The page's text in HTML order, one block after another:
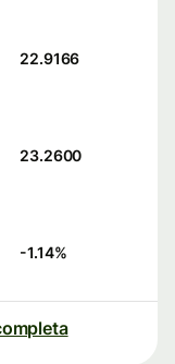
22.9166
23.2600
-1.14%